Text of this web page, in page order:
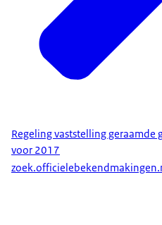
Regeling vaststelling
voor 2017